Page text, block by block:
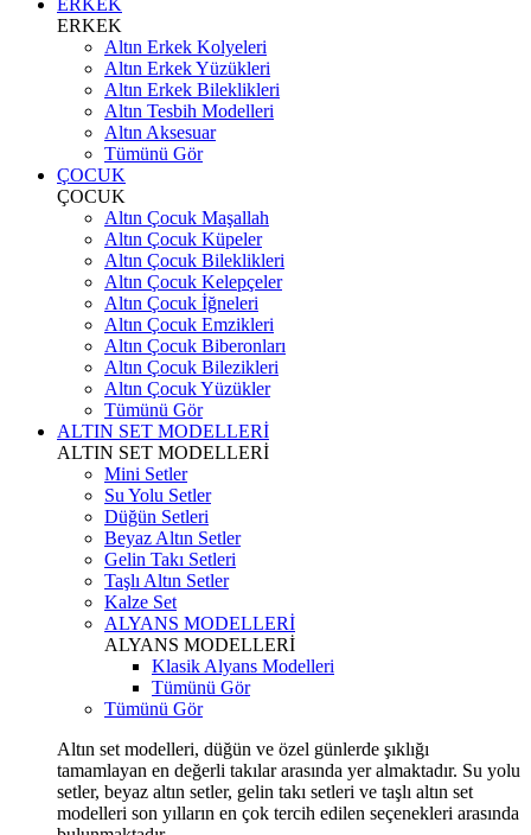
ERKEK
ERKEK
Altın Erkek Kolyeleri
Altın Erkek Yüzükleri
Altın Erkek Bileklikleri
Altın Tesbih Modelleri
Altın Aksesuar
Tümünü Gör
ÇOCUK
ÇOCUK
Altın Çocuk Maşallah
Altın Çocuk Küpeler
Altın Çocuk Bileklikleri
Altın Çocuk Kelepçeler
Altın Çocuk İğneleri
Altın Çocuk Emzikleri
Altın Çocuk Biberonları
Altın Çocuk Bilezikleri
Altın Çocuk Yüzükler
Tümünü Gör
ALTIN SET MODELLERİ
ALTIN SET MODELLERİ
Mini Setler
Su Yolu Setler
Düğün Setleri
Beyaz Altın Setler
Gelin Takı Setleri
Taşlı Altın Setler
Kalze Set
ALYANS MODELLERİ
ALYANS MODELLERİ
Klasik Alyans Modelleri
Tümünü Gör
Tümünü Gör
Altın set modelleri, düğün ve özel günlerde şıklığı
tamamlayan en değerli takılar arasında yer almaktadır. Su yolu
setler, beyaz altın setler, gelin takı setleri ve taşlı altın set
modelleri son yılların en çok tercih edilen seçenekleri arasında